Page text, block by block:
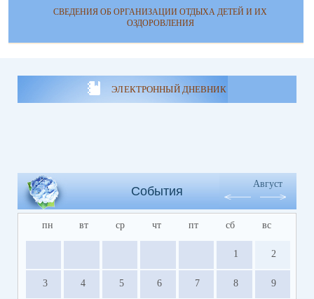
СВЕДЕНИЯ ОБ ОРГАНИЗАЦИИ ОТДЫХА ДЕТЕЙ И ИХ
ОЗДОРОВЛЕНИЯ
ЭЛЕКТРОННЫЙ ДНЕВНИК
События
Август
пн вт ср чт пт сб вс
1 2
3 4 5 6 7 8 9